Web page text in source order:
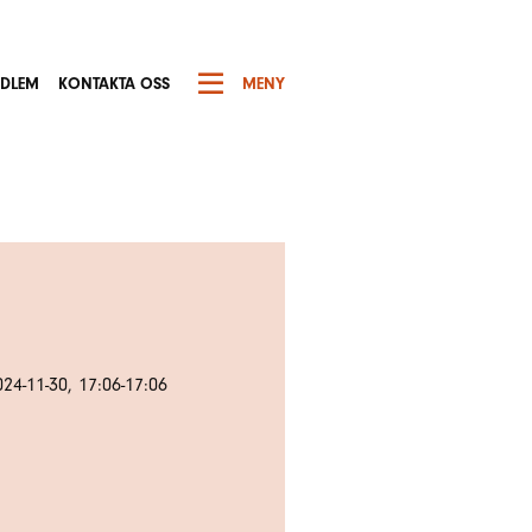
KONTAKTA OSS MENY
11-30, 17:06-17:06